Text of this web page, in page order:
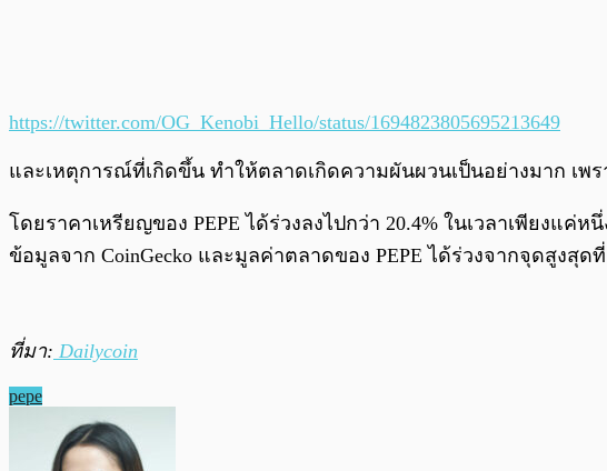
https://twitter.com/OG_Kenobi_Hello/status/1694823805695213649
และเหตุการณ์ที่เกิดขึ้น ทำให้ตลาดเกิดความผันผวนเป็นอย่างมาก เพ
โดยราคาเหรียญของ PEPE ได้ร่วงลงไปกว่า 20.4% ในเวลาเพียงแ
ข้อมูลจาก CoinGecko และมูลค่าตลาดของ PEPE ได้ร่วงจากจุดสูงสุ
ที่มา: Dailycoin
pepe